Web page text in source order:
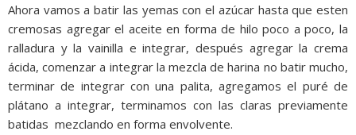
Ahora vamos a batir las yemas con el azúcar hasta que esten
cremosas agregar el aceite en forma de hilo poco a poco, la
ralladura y la vainilla e integrar, después agregar la crema
ácida, comenzar a integrar la mezcla de harina no batir mucho,
terminar de integrar con una palita, agregamos el puré de
plátano a integrar, terminamos con las claras previamente
batidas mezclando en forma envolvente.